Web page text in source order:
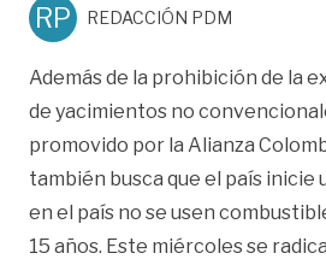
RP REDACCIÓN PDM
Además de la prohibición de la
de yacimientos no
promovido por la Alianza
también busca que el país inicie
en el país no se usen
15 años. Este miércoles se